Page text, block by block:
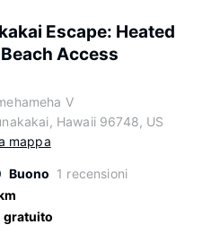
Escape: Heated
Access
V
Hawaii 96748, US
mappa
Buono 1 recensioni
gratuito